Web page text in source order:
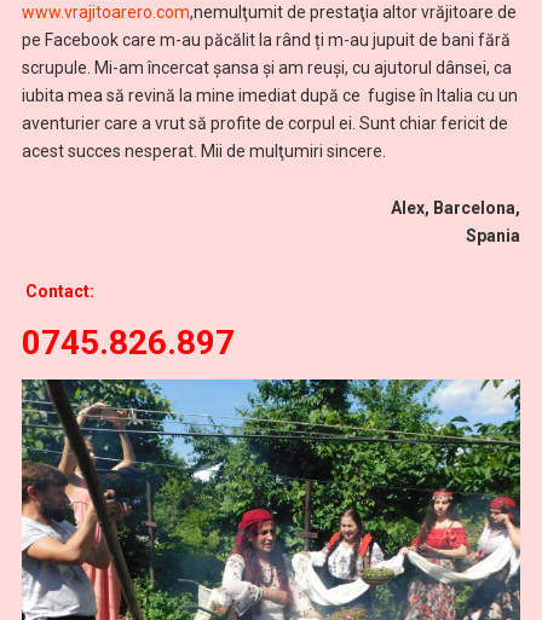
www.vrajitoarero.com,nemulţumit de prestaţia altor vrăjitoare de
pe Facebook care m-au păcălit la rând ți m-au jupuit de bani fără
scrupule. Mi-am încercat şansa şi am reuşi, cu ajutorul dânsei, ca
iubita mea să revină la mine imediat după ce fugise în Italia cu un
aventurier care a vrut să profite de corpul ei. Sunt chiar fericit de
acest succes nesperat. Mii de mulţumiri sincere.
Alex, Barcelona,
Spania
Contact:
0745.826.897